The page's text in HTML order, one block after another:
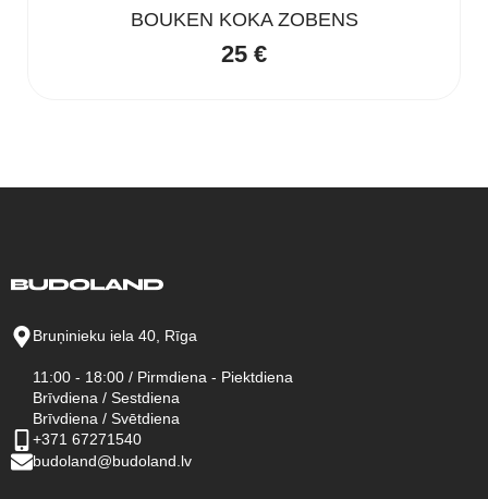
BOUKEN KOKA ZOBENS
25 €
Bruņinieku iela 40, Rīga
11:00 - 18:00 / Pirmdiena - Piektdiena
Brīvdiena / Sestdiena
Brīvdiena / Svētdiena
+371 67271540
budoland@budoland.lv